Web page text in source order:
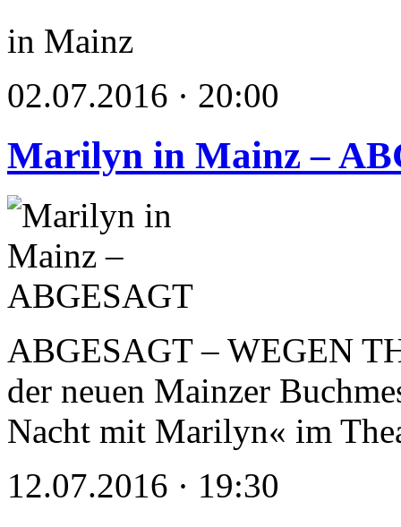
in Mainz
02.07.2016 · 20:00
Marilyn in Mainz –
ABGESAGT – WEGEN
der neuen Mainzer
Nacht mit Marilyn« im
12.07.2016 · 19:30